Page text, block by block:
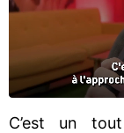
C’est un